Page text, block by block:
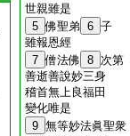
世親雖是
5 佛聖弟 6 子
雖報恩經
7 僧法佛 8 次第
善逝善說妙三身
稽首無上良福田
變化唯是
9 無等妙法眞聖衆